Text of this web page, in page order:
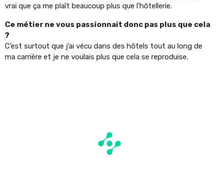
vrai que ça me plaît beaucoup plus que l’hôtellerie.
Ce métier ne vous passionnait donc pas plus que cela
?
C’est surtout que j’ai vécu dans des hôtels tout au long de
ma carrière et je ne voulais plus que cela se reproduise.